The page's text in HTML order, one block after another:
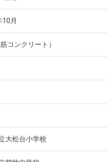
10月
コンクリート）
大松台小学校